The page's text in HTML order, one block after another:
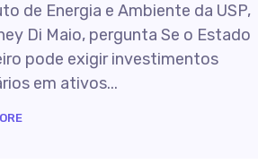
de Energia e Ambiente da USP,
Di Maio, pergunta Se o Estado
pode exigir investimentos
em ativos...